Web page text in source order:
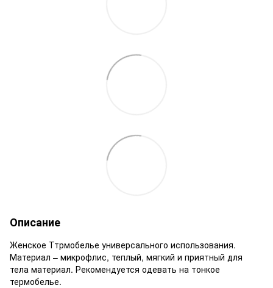
Описание
Женское Ттрмобелье универсального использования.
Материал – микрофлис, теплый, мягкий и приятный для
тела материал. Рекомендуется одевать на тонкое
термобелье.